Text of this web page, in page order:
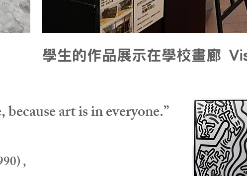
學生的作品展示在學校畫廊
art is in everyone.”
,